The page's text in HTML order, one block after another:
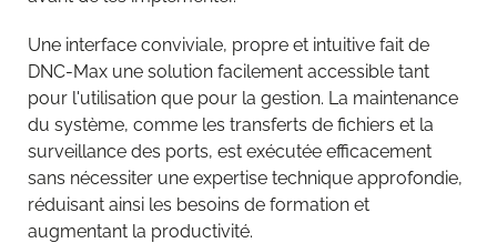
Une interface conviviale, propre et intuitive fait de
DNC-Max une solution facilement accessible tant
pour l'utilisation que pour la gestion. La maintenance
du système, comme les transferts de fichiers et la
surveillance des ports, est exécutée efficacement
sans nécessiter une expertise technique approfondie,
réduisant ainsi les besoins de formation et
augmentant la productivité.